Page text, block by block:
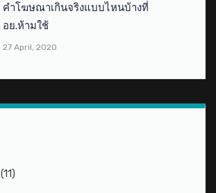
คำโฆษณาเกินจริงแบบไหนบ้างที่
อย.ห้ามใช้
27 April, 2020
(11)